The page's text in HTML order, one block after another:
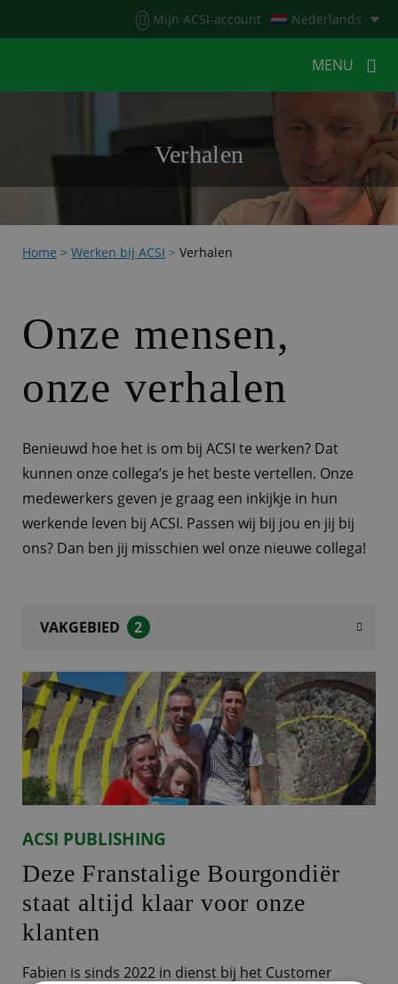
Mijn ACSI-account Nederlands
MENU
HOME
VOOR KAMPEERDERS
VOOR CAMPINGSKAMPEERNIEUWS
Verhalen
Home > Werken bij ACSI > Verhalen
Onze mensen,
onze verhalen
Benieuwd hoe het is om bij ACSI te werken? Dat
kunnen onze collega’s je het beste vertellen. Onze
medewerkers geven je graag een inkijkje in hun
werkende leven bij ACSI. Passen wij bij jou en jij bij
ons? Dan ben jij misschien wel onze nieuwe collega!
VAKGEBIED 2
ACSI PUBLISHING
Deze Franstalige Bourgondiër
staat altijd klaar voor onze
klanten
Fabien is sinds 2022 in dienst bij het Customer